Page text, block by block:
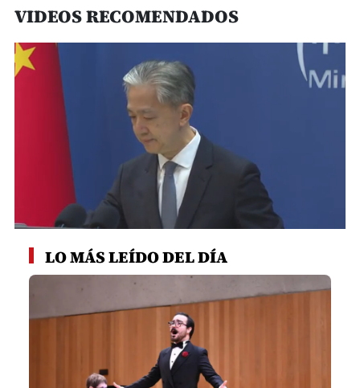
VIDEOS RECOMENDADOS
secondsLO MÁS LEÍDO DEL DÍA